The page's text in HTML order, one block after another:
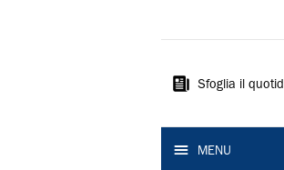
Sardegna
Sfoglia il
MENU